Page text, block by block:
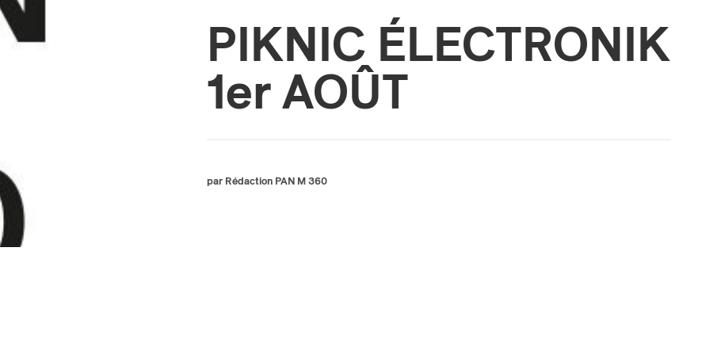
PIKNIC ÉLECTRONIK
1er AOÛT
par Rédaction PAN M 360